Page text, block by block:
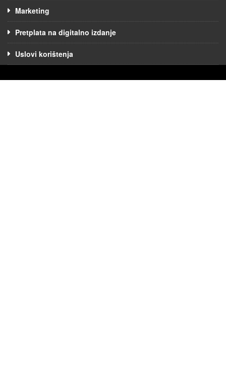
Marketing
Pretplata na digitalno izdanje
Uslovi korištenja